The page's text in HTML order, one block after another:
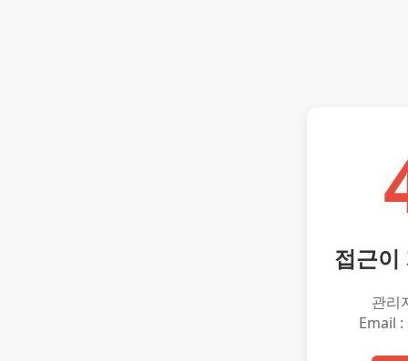
접근이
관리
Email